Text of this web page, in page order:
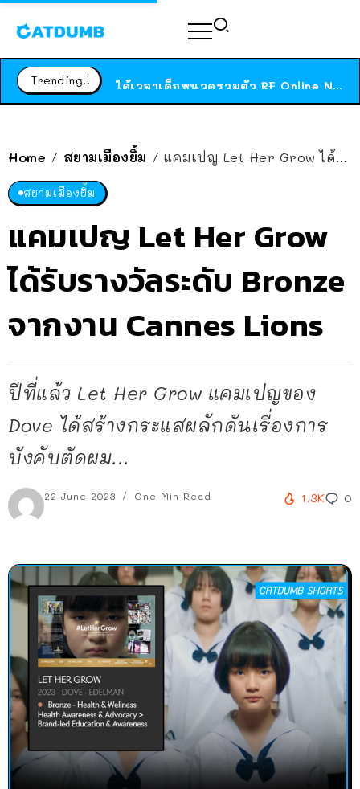
Trending!!
สาวญี่ปุ่นโดนแมวตัวเองกัด ไม่ได้ไปหาหมอตั้งแต่เนิ่นๆ สุดท้ายขาบวม กลายเป็นโรคเนื้อเน่า เตือนทาสแมวทั้งหลายให้ระวัง
Home / สยามเมืองยิ้ม / แคมเปญ Let Her Grow ได้รับรางวัลระดับ Bronze จากงาน Cannes Lions
สยามเมืองยิ้ม
แคมเปญ Let Her Grow
ได้รับรางวัลระดับ Bronze
จากงาน Cannes Lions
ปีที่แล้ว Let Her Grow แคมเปญของ
Dove ได้สร้างกระแสผลักดันเรื่องการ
บังคับตัดผม...
22 June 2023 One Min Read 1.3K 0